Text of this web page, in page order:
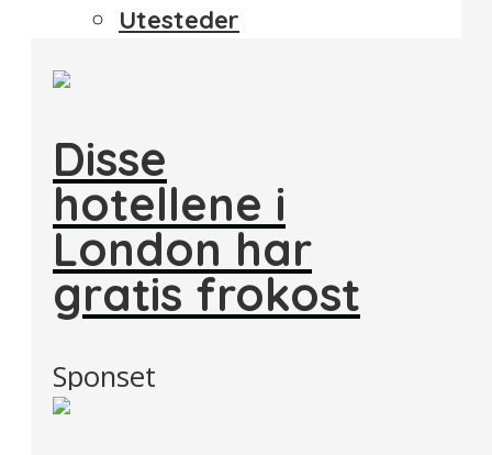
Utesteder
Disse
hotellene i
London har
gratis frokost
Sponset